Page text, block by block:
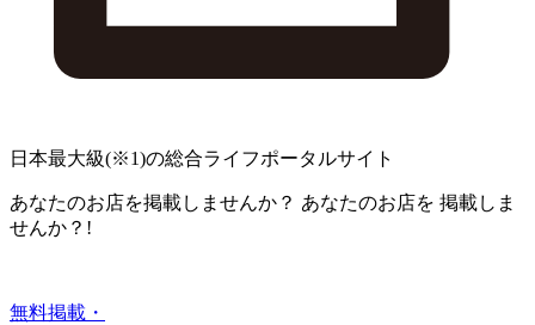
日本最大級(※1)の総合ライフポータルサイト
あなたのお店を掲載しませんか？ あなたのお店を 掲載しま
せんか？!
無料掲載・